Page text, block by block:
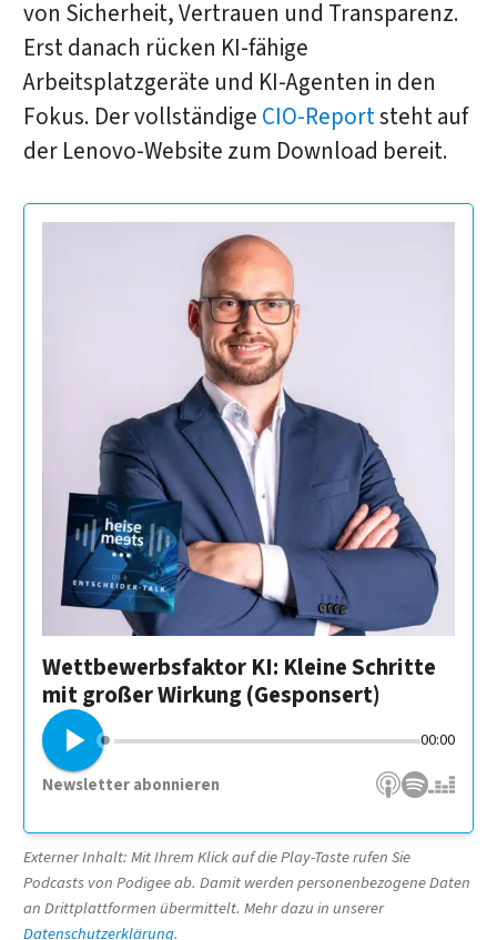
von Sicherheit, Vertrauen und Transparenz.
Erst danach rücken KI-fähige
Arbeitsplatzgeräte und KI-Agenten in den
Fokus. Der vollständige CIO-Reportsteht auf
der Lenovo-Website zum Download bereit.
Wettbewerbsfaktor KI: Kleine Schritte
mit großer Wirkung (Gesponsert)
00:00
Newsletter abonnieren
Apple Podcasts SpotifyDeezer
Externer Inhalt: Mit Ihrem Klick auf die Play-Taste rufen Sie
Podcasts von Podigee ab. Damit werden personenbezogene Daten
an Drittplattformen übermittelt. Mehr dazu in unserer
Datenschutzerklärung.